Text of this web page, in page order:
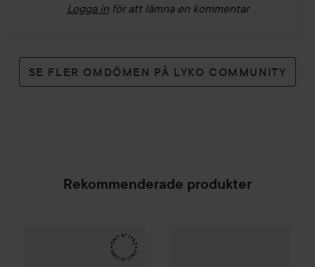
Logga in för att lämna en kommentar
SE FLER OMDÖMEN PÅ LYKO COMMUNITY
Rekommenderade produkter
Make Up Store